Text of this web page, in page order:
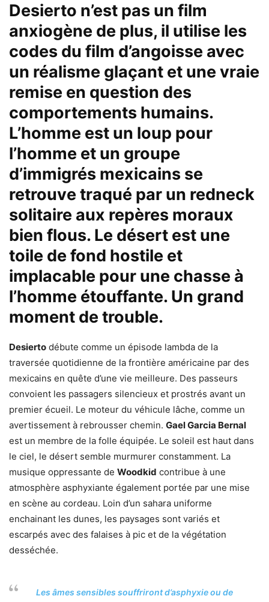
Desierto n’est pas un film
anxiogène de plus, il utilise les
codes du film d’angoisse avec
un réalisme glaçant et une vraie
remise en question des
comportements humains.
L’homme est un loup pour
l’homme et un groupe
d’immigrés mexicains se
retrouve traqué par un redneck
solitaire aux repères moraux
bien flous. Le désert est une
toile de fond hostile et
implacable pour une chasse à
l’homme étouffante. Un grand
moment de trouble.
Desierto débute comme un épisode lambda de la
traversée quotidienne de la frontière américaine par des
mexicains en quête d’une vie meilleure. Des passeurs
convoient les passagers silencieux et prostrés avant un
premier écueil. Le moteur du véhicule lâche, comme un
avertissement à rebrousser chemin. Gael Garcia Bernal
est un membre de la folle équipée. Le soleil est haut dans
le ciel, le désert semble murmurer constamment. La
musique oppressante de Woodkid contribue à une
atmosphère asphyxiante également portée par une mise
en scène au cordeau. Loin d’un sahara uniforme
enchainant les dunes, les paysages sont variés et
escarpés avec des falaises à pic et de la végétation
desséchée.
Les âmes sensibles souffriront d’asphyxie ou de